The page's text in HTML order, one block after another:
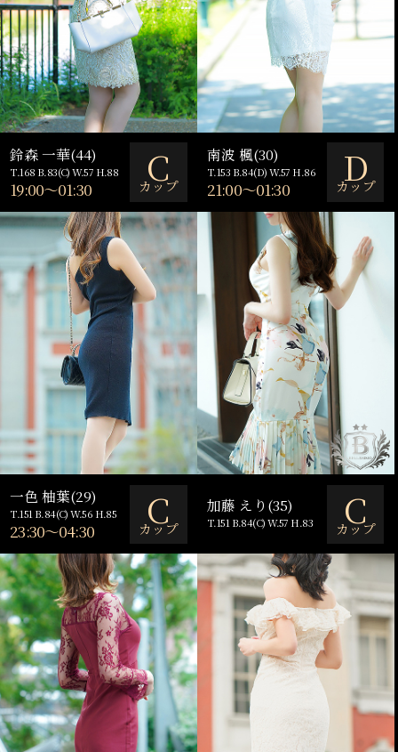
鈴森 一華(44)
T.168 B.83(C) W.57 H.88
19:00～01:30 C
カップ
南波 楓(30)
T.153 B.84(D) W.57 H.86
21:00～01:30 D
カップ
一色 柚葉(29)
T.151 B.84(C) W.56 H.85
23:30～04:30 C
カップ
加藤 えり(35)
T.151 B.84(C) W.57 H.83 C
カップ